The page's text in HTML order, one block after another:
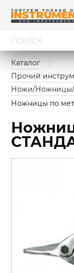
ТОРГУЕМ ТОЛЬКО
Каталог
Прочий
Ножи/Ножницы/
Ножницы по